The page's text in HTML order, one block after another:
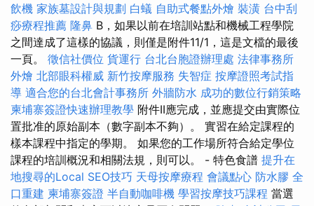
飲機 家族墓設計與規劃 白蟻 自助式餐點外燴 裝潢 台中刮
痧療程推薦 隆鼻 B，如果以前在培訓站點和機械工程學院
之間達成了這樣的協議，則僅是附件11/1，這是文檔的最後
一頁。 徵信社價位 貨運行 台北台胞證辦理處 法律事務所
外燴 北部眼科權威 新竹按摩服務 失智症 按摩證照考試指
導 適合您的台北會計事務所 外牆防水 成功的數位行銷策略
柬埔寨簽證快速辦理教學 附件II應完成，並應提交由實際位
置批准的原始副本（數字副本不夠）。 實習在給定課程的
樣本課程中指定的學期。 如果您的工作場所符合給定學位
課程的培訓概況和相關法規，則可以。 - 特色食譜 提升在
地搜尋的Local SEO技巧 天母按摩療程 會議點心 防水膠 全
口重建 柬埔寨簽證 半自動咖啡機 學習按摩技巧課程 當選